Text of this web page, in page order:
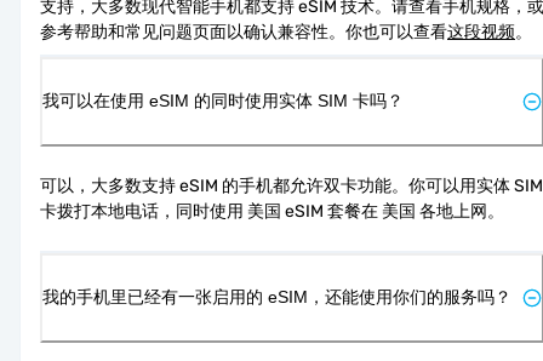
支持，大多数现代智能手机都支持 eSIM 技术。请查看手机规格，或
参考帮助和常见问题页面以确认兼容性。你也可以查看这段视频。
我可以在使用 eSIM 的同时使用实体 SIM 卡吗？
可以，大多数支持 eSIM 的手机都允许双卡功能。你可以用实体 SIM
卡拨打本地电话，同时使用 美国 eSIM 套餐在 美国 各地上网。
我的手机里已经有一张启用的 eSIM，还能使用你们的服务吗？